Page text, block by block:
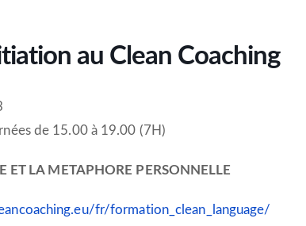
au Clean Coaching
de 15.00 à 19.00 (7H)
ET LA METAPHORE PERSONNELLE
fr/formation_clean_language/